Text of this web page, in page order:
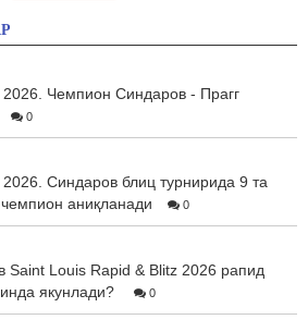
Чемпион Синдаров - Прагг
0
Синдаров блиц турнирида 9 та
аниқланади
0
Saint Louis Rapid & Blitz 2026 рапид
якунлади?
0